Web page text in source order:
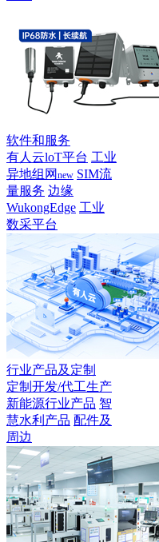
软件和服务
有人云loT平台 工业
异地组网 new SIM流
量服务 边缘
WukongEdge 工业
数采平台
行业产品及定制
定制开发/代工生产
新能源行业产品 智
慧水利产品 配件及
周边